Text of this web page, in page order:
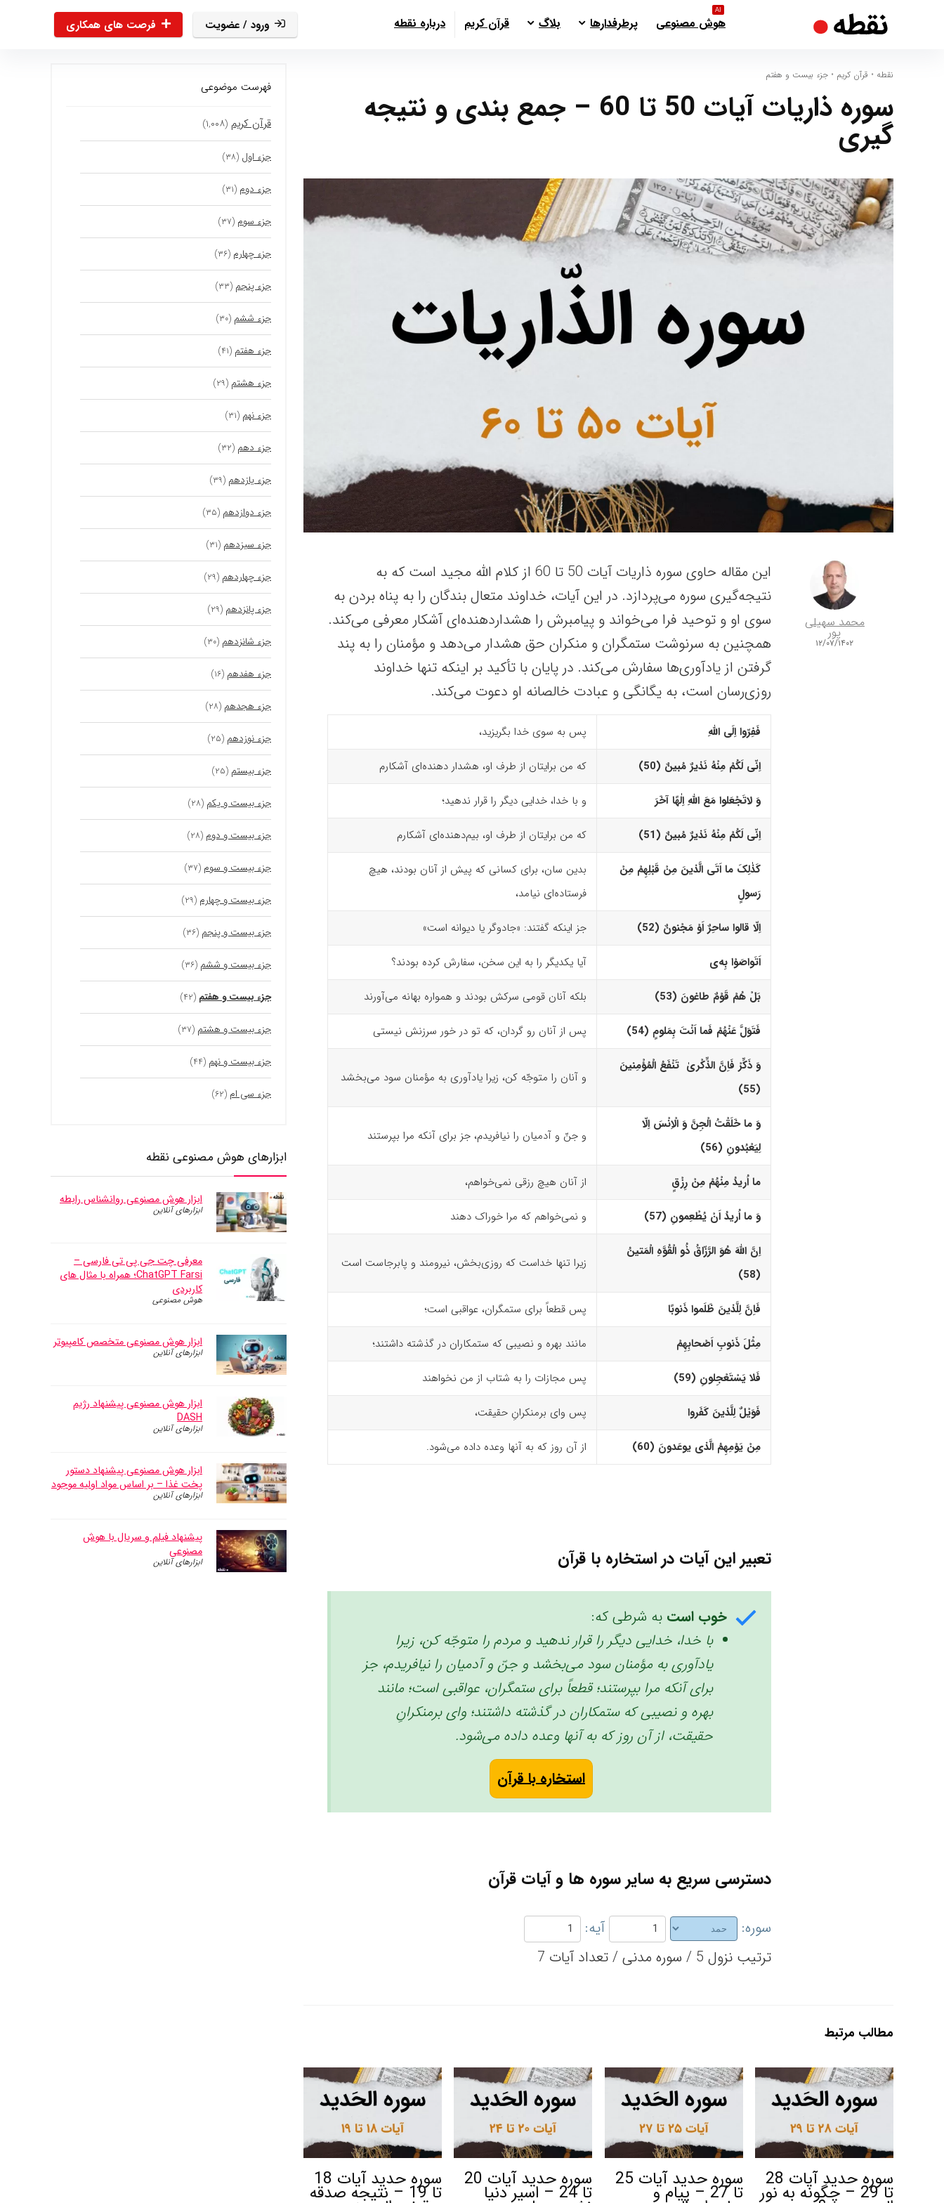
هوش مصنوعی
AI
پرطرفدارها بلاگ قرآن کریم درباره نقطه ورود / عضویت فرصت های همکاری
نقطه • قرآن کریم • جزء بیست و هفتم
سوره ذاریات آیات 50 تا 60 – جمع بندی و نتیجه
گیری
محمد سهیلی
پور
۱۲/۰۷/۱۴۰۲
این مقاله حاوی سوره ذاریات آیات 50 تا 60 از کلام الله مجید است که به
نتیجه‌گیری سوره می‌پردازد. در این آیات، خداوند متعال بندگان را به پناه بردن به
سوی او و توحید فرا می‌خواند و پیامبرش را هشداردهنده‌ای آشکار معرفی می‌کند.
همچنین به سرنوشت ستمگران و منکران حق هشدار می‌دهد و مؤمنان را به پند
گرفتن از یادآوری‌ها سفارش می‌کند. در پایان با تأکید بر اینکه تنها خداوند
روزی‌رسان است، به یگانگی و عبادت خالصانه او دعوت می‌کند.
فَفِرّوا اِلَى اللّهِ پس به سوی خدا بگریزید،
اِنّى لَکُمْ مِنْهُ نَذیرٌ مُبینٌ (50)‏ که من برایتان از طرف او، هشدار دهنده‌ای آشکارم
وَ لاتَجْعَلوا مَعَ اللّهِ اِلٰهًا آخَرَ و با خدا، خدایی دیگر را قرار ندهید؛
اِنّى لَکُمْ مِنْهُ نَذیرٌ مُبینٌ (51)‏ که من برایتان از طرف او، بیم‌دهنده‌ای آشکارم
کَذٰلِکَ ما اَتَى الَّذینَ مِنْ قَبْلِهِمْ مِنْ
رَسولٍ
بدین سان، برای کسانی که پیش از آنان بودند، هیچ
فرستاده‌ای نیامد،
اِلّا قالوا ساحِرٌ اَوْ مَجْنونٌ (52)‏ جز اینکه گفتند: «جادوگر یا دیوانه‌ است»
اَتَواصَوْا بِه‌ى آیا یکدیگر را به ‌این سخن، سفارش کرده بودند؟
بَلْ هُمْ قَوْمٌ طاغونَ (53)‏ بلکه آنان قومی سرکش بودند و همواره بهانه‌ می‌آورند
فَتَوَلَّ عَنْهُمْ فَما اَنْتَ بِمَلومٍ (54)‏ پس از آنان رو گردان، که تو در خور سرزنش نیستی
وَ ذَکِّرْ فَاِنَّ الذِّکْریٰ تَنْفَعُ الْمُؤْمِنینَ
(55)‏
و آنان را متوجّه کن، زیرا یادآوری به مؤمنان سود می‌بخشد
وَ ما خَلَقْتُ الْجِنَّ وَ الْاِنْسَ اِلّا
لِیَعْبُدونِ (56)‏
و جنّ و آدمیان را نیافریدم، جز برای آنکه مرا بپرستند
ما اُریدُ مِنْهُمْ مِنْ رِزْقٍ از آنان هیچ رزقی نمی‌خواهم،
وَ ما اُریدُ اَنْ یُطْعِمونِ (57)‏ و نمی‌خواهم که مرا خوراک دهند
اِنَّ اللّهَ هُوَ الرَّزّاقُ ذُو الْقُوَّهِ الْمَتینُ
(58)‏
زیرا تنها خداست که روزی‌بخش، نیرومند و پابرجاست است
فَاِنَّ لِلَّذینَ ظَلَموا ذَنوبًا پس قطعاً برای ستمگران، عواقبی است؛
مِثْلَ ذَنوبِ اَصْحابِهِمْ مانند بهره و نصیبی که ستمکاران در گذشته داشتند؛
فَلا یَسْتَعْجِلونِ (59)‏ پس مجازات را به شتاب از من نخواهند
فَوَیْلٌ لِلَّذینَ کَفَروا پس وای برمنکرانِ حقیقت،
مِنْ یَوْمِهِمُ الَّذى یوعَدونَ (60)‏ از آن روز که به آنها وعده داده می‌شود.
تعبیر این آیات در استخاره با قرآن
خوب است به شرطی که:
با خدا، خدایی دیگر را قرار ندهید و مردم را متوجّه کن، زیرا
یادآوری به مؤمنان سود می‌بخشد ‏و جنّ و آدمیان را نیافریدم، جز
برای آنکه مرا بپرستند؛ قطعاً برای ستمگران، عواقبی است؛ مانند
بهره و نصیبی که ستمکاران در گذشته داشتند؛ وای برمنکرانِ
حقیقت، از آن روز که به آنها وعده داده می‌شود. ‏
استخاره با قرآن
دسترسی سریع به سایر سوره ها و آیات قرآن
سوره:
آیه:
ترتیب نزول 5 / سوره مدنی / تعداد آیات 7
مطالب مرتبط
سوره حدید آیات 28
تا 29 – چگونه به نور
سوره حدید آیات 25
تا 27 – پیام و
سوره حدید آیات 20
تا 24 – اسیر دنیا
سوره حدید آیات 18
تا 19 – نتیجه صدقه
فهرست موضوعی
قرآن کریم (۱,۰۰۸)
جزء اول (۳۸)
جزء دوم (۳۱)
جزء سوم (۳۷)
جزء چهارم (۳۶)
جزء پنجم (۳۳)
جزء ششم (۳۰)
جزء هفتم (۴۱)
جزء هشتم (۲۹)
جزء نهم (۳۱)
جزء دهم (۳۲)
جزء یازدهم (۳۹)
جزء دوازدهم (۳۵)
جزء سیزدهم (۳۱)
جزء چهاردهم (۲۹)
جزء پانزدهم (۲۹)
جزء شانزدهم (۳۰)
جزء هفدهم (۱۶)
جزء هجدهم (۲۸)
جزء نوزدهم (۲۵)
جزء بیستم (۲۵)
جزء بیست و یکم (۲۸)
جزء بیست و دوم (۲۸)
جزء بیست و سوم (۳۷)
جزء بیست و چهارم (۲۹)
جزء بیست و پنجم (۳۶)
جزء بیست و ششم (۳۶)
جزء بیست و هفتم (۴۲)
جزء بیست و هشتم (۳۷)
جزء بیست و نهم (۴۴)
جزء سی ام (۶۲)
ابزارهای هوش مصنوعی نقطه
ابزار هوش مصنوعی روانشناس رابطه
ابزارهای آنلاین
معرفی چت جی پی تی فارسی –
ChatGPT Farsi؛ همراه با مثال های
کاربردی
هوش مصنوعی
ابزار هوش مصنوعی متخصص کامپیوتر
ابزارهای آنلاین
ابزار هوش مصنوعی پیشنهاد رژیم
DASH
ابزارهای آنلاین
ابزار هوش مصنوعی پیشنهاد دستور
پخت غذا – بر اساس مواد اولیه موجود
ابزارهای آنلاین
پیشنهاد فیلم و سریال با هوش
مصنوعی
ابزارهای آنلاین